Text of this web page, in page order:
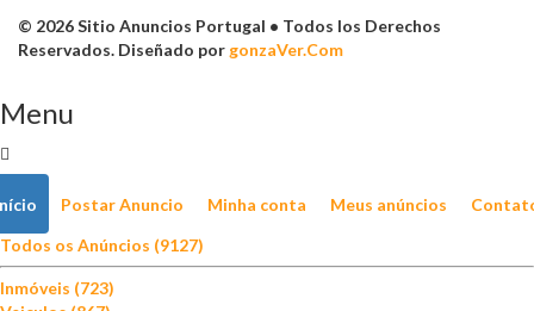
© 2026 Sitio Anuncios Portugal • Todos los Derechos
Reservados. Diseñado por gonzaVer.Com
Menu
Postar Anuncio Minha conta Meus anúncios
Todos os Anúncios (9127)
Inmóveis (723)